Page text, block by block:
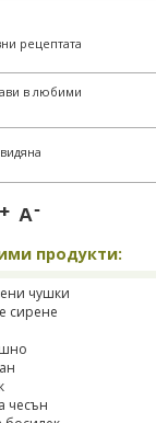
рецептата
в любими
видяна
продукти:
чушки
сирене
чесън